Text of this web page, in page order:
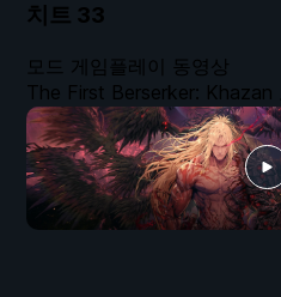
치트 33
모드 게임플레이 동영상
The First Berserker: Khazan